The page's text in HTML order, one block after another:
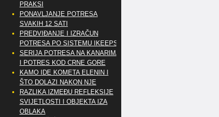
PRAKSI
PONAVLJANJE POTRESA
SVAKIH 12 SATI
PREDVIĐANJE I IZRAČUN
POTRESA PO SISTEMU IKEEPS
SERIJA POTRESA NA KANARIMA
I POTRES KOD CRNE GORE
KAMO IDE KOMETA ELENIN I
ŠTO DOLAZI NAKON NJE
RAZLIKA IZMEĐU REFLEKSIJE
SVIJETLOSTI I OBJEKTA IZA
OBLAKA